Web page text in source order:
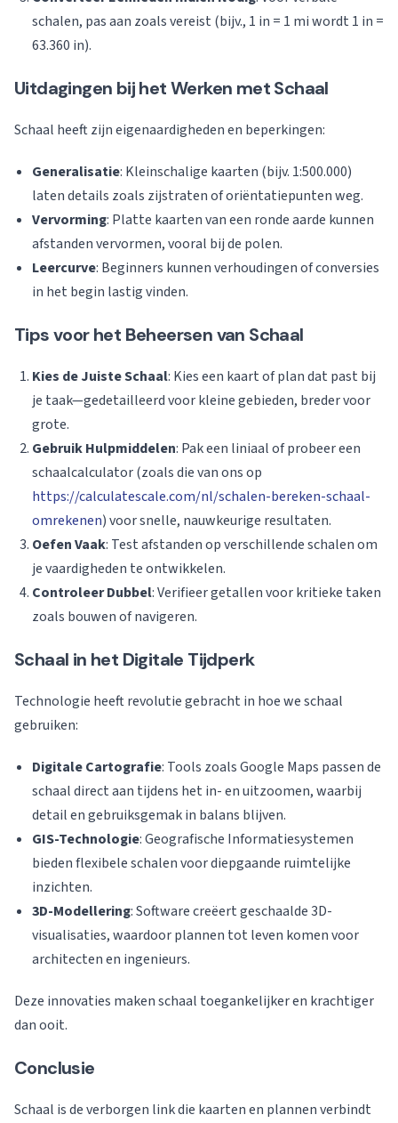
schalen, pas aan zoals vereist (bijv., 1 in = 1 mi wordt 1 in =
63.360 in).
Uitdagingen bij het Werken met Schaal
Schaal heeft zijn eigenaardigheden en beperkingen:
Generalisatie: Kleinschalige kaarten (bijv. 1:500.000)
laten details zoals zijstraten of oriëntatiepunten weg.
Vervorming: Platte kaarten van een ronde aarde kunnen
afstanden vervormen, vooral bij de polen.
Leercurve: Beginners kunnen verhoudingen of conversies
in het begin lastig vinden.
Tips voor het Beheersen van Schaal
Kies de Juiste Schaal: Kies een kaart of plan dat past bij
je taak—gedetailleerd voor kleine gebieden, breder voor
grote.
Gebruik Hulpmiddelen: Pak een liniaal of probeer een
schaalcalculator (zoals die van ons op
https://calculatescale.com/nl/schalen-bereken-schaal-
omrekenen) voor snelle, nauwkeurige resultaten.
Oefen Vaak: Test afstanden op verschillende schalen om
je vaardigheden te ontwikkelen.
Controleer Dubbel: Verifieer getallen voor kritieke taken
zoals bouwen of navigeren.
Schaal in het Digitale Tijdperk
Technologie heeft revolutie gebracht in hoe we schaal
gebruiken:
Digitale Cartografie: Tools zoals Google Maps passen de
schaal direct aan tijdens het in- en uitzoomen, waarbij
detail en gebruiksgemak in balans blijven.
GIS-Technologie: Geografische Informatiesystemen
bieden flexibele schalen voor diepgaande ruimtelijke
inzichten.
3D-Modellering: Software creëert geschaalde 3D-
visualisaties, waardoor plannen tot leven komen voor
architecten en ingenieurs.
Deze innovaties maken schaal toegankelijker en krachtiger
dan ooit.
Conclusie
Schaal is de verborgen link die kaarten en plannen verbindt